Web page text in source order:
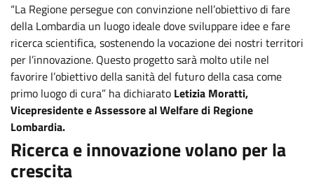
“La Regione persegue con convinzione nell’obiettivo di fare
della Lombardia un luogo ideale dove sviluppare idee e fare
ricerca scientifica, sostenendo la vocazione dei nostri territori
per l’innovazione. Questo progetto sarà molto utile nel
favorire l’obiettivo della sanità del futuro della casa come
primo luogo di cura” ha dichiarato Letizia Moratti,
Vicepresidente e Assessore al Welfare di Regione
Lombardia.
Ricerca e innovazione volano per la
crescita